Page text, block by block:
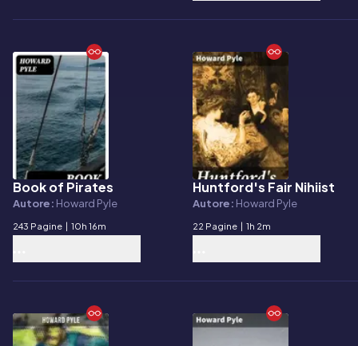
E-book
Book of Pirates
Autore: Howard Pyle
243 Pagine | 10h 16m
E-book
Huntford's Fair Nihiist
Autore: Howard Pyle
22 Pagine | 1h 2m